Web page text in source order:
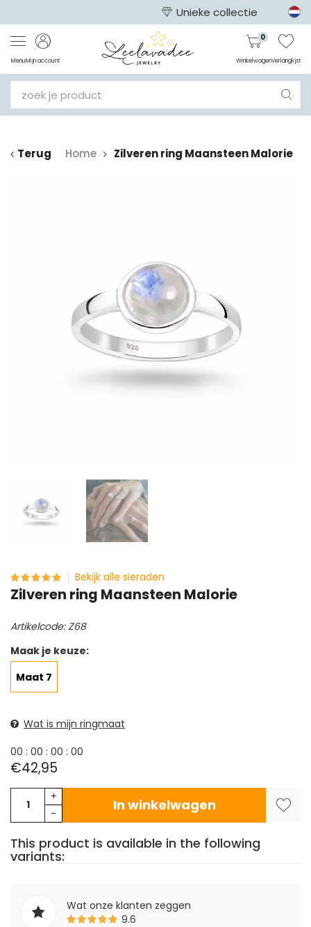
Unieke collectie
MenuMijn account
0
WinkelwagenVerlanglijst
Terug Home Zilveren ring Maansteen Malorie
Bekijk alle sieraden
Zilveren ring Maansteen Malorie
Artikelcode: Z68
Maak je keuze:
Maat 7
Wat is mijn ringmaat
00 : 00 : 00 : 00
€42,95
+
-
In winkelwagen
This product is available in the following
variants:
Wat onze klanten zeggen
9.6